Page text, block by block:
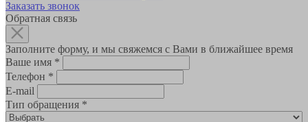
Заказать звонок
Обратная связь
Заполните форму, и мы свяжемся с Вами в ближайшее время
Ваше имя *
Телефон *
E-mail
Тип обращения *